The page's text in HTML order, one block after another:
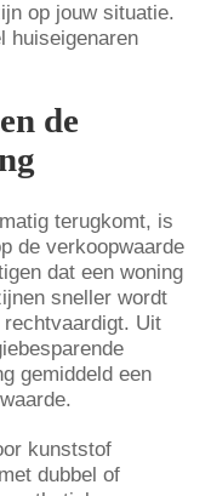
op jouw situatie.
huiseigenaren
de
terugkomt, is
de verkoopwaarde
dat een woning
sneller wordt
Uit
gemiddeld een
kunststof
dubbel of